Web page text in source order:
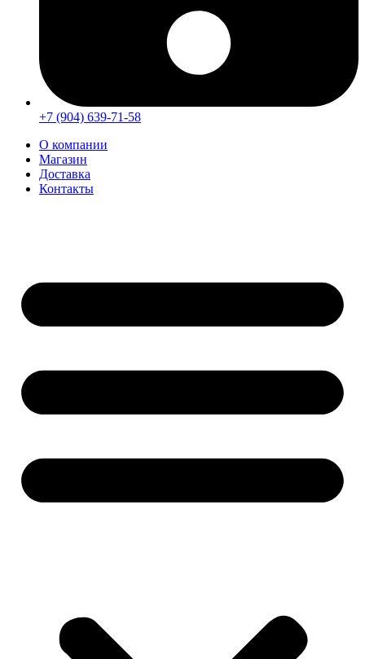
+7 (904) 639-71-58
О компании
Магазин
Доставка
Контакты